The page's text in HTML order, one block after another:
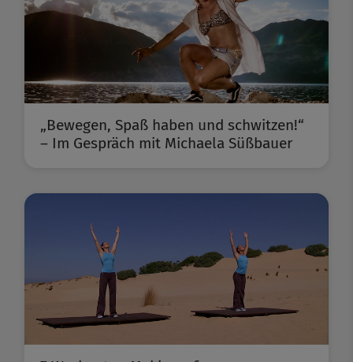
„Bewegen, Spaß haben und schwitzen!“
– Im Gespräch mit Michaela Süßbauer